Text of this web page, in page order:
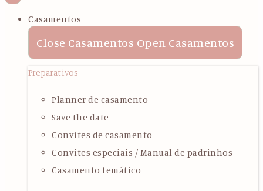
Casamentos
Close Casamentos Open Casamentos
Preparativos
Planner de casamento
Save the date
Convites de casamento
Convites especiais / Manual de padrinhos
Casamento temático